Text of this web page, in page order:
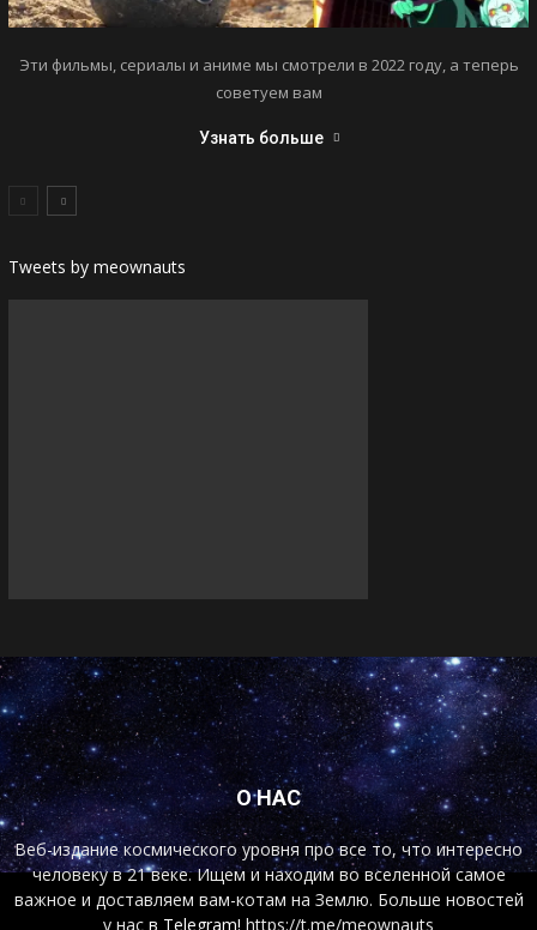
Эти фильмы, сериалы и аниме мы смотрели в 2022 году, а теперь
советуем вам
Узнать больше
Tweets by meownauts
О НАС
Веб-издание космического уровня про все то, что интересно
человеку в 21 веке. Ищем и находим во вселенной самое
важное и доставляем вам-котам на Землю. Больше новостей
у нас в Telegram! https://t.me/meownauts